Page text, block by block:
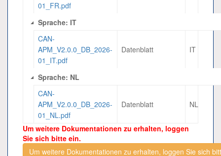
01_FR.pdf
Sprache: IT
CAN-
APM_V2.0.0_DB_2026-
01_IT.pdf
Datenblatt IT
Sprache: NL
CAN-
APM_V2.0.0_DB_2026-
01_NL.pdf
Datenblatt NL
Um weitere Dokumentationen zu erhalten, loggen
Sie sich bitte ein.
Um weitere Dokumentationen zu erhalten, loggen Sie sich